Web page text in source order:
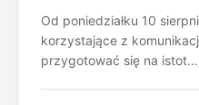
Od poniedziałku 10
korzystające z
przygotować się na istot…